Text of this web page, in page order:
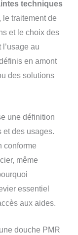
techniques
traitement de
et le choix des
au
en amont
des solutions
une définition
et des usages.
conforme
même
essentiel
aux aides.
douche PMR